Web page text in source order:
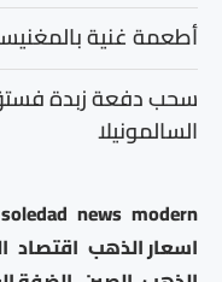
أطعمة غنية
السالمونيلا
modern
news
soledad
اسعار الذهب اقتصاد